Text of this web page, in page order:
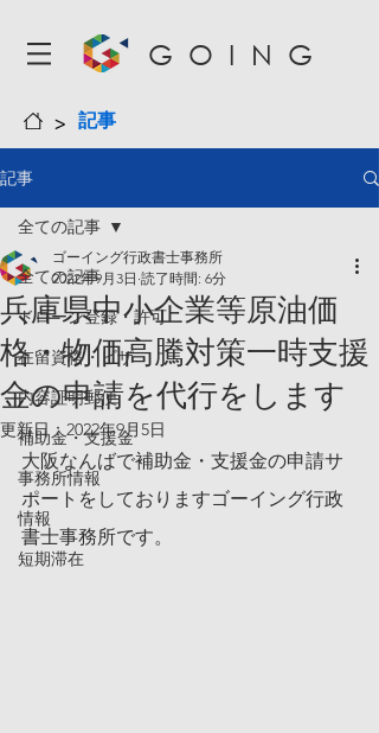
GOING
> 記事
記事
全ての記事
ドローン登録・許可
在留資格・ビザ
内容証明郵便
補助金・支援金
事務所情報
情報
短期滞在
全ての記事
兵庫県中小企業等原油価
格・物価高騰対策一時支援
金の申請を代行をします
ゴーイング行政書士事務所
2022年9月3日 読了時間: 6分
更新日：2022年9月5日
大阪なんばで補助金・支援金の申請サ
ポートをしておりますゴーイング行政
書士事務所です。